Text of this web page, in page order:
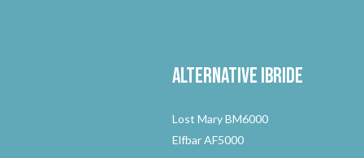
Alternativeibride
Lost Mary BM6000
Elfbar AF5000